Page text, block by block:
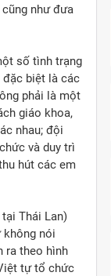
như đưa
số tình trạng
đặc biệt là các
phải là một
giáo khoa,
nhau; đội
và duy trì
hút các em
Thái Lan)
không nói
ra theo hình
tự tổ chức